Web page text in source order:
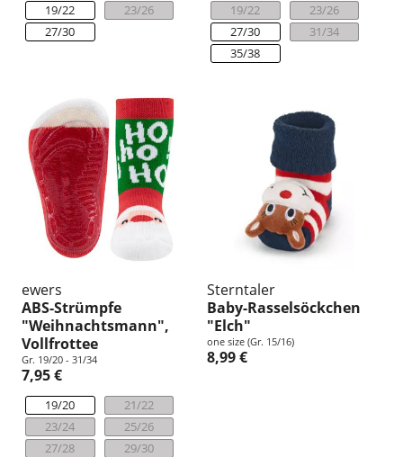
19/22
23/26
27/30
19/22
23/26
27/30
31/34
35/38
ewers
ABS-Strümpfe
"Weihnachtsmann",
Vollfrottee
Gr. 19/20 - 31/34
7,95 €
19/20
21/22
23/24
25/26
27/28
29/30
Sterntaler
Baby-Rasselsöckchen
"Elch"
one size (Gr. 15/16)
8,99 €